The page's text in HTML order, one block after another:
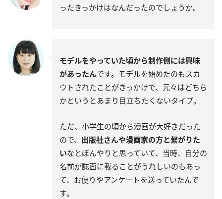
ったきっかけはなんだったのでしょうか。
モデルをやっていた頃から制作側には興味
があったんです。モデルを始めたのもスカ
ウトされたことがきっかけで、元々はどちら
かというとあまり目立ちたくないタイプ。
ただ、小学生の頃から漫画が大好きだった
ので、 出版社さんや漫画家の方と繋がりた
いなとぼんやりと思っていて、当時、自分の
名前が誌面に載ることがうれしいのもあっ
て、お便りやアンケートを送っていたんで
す。